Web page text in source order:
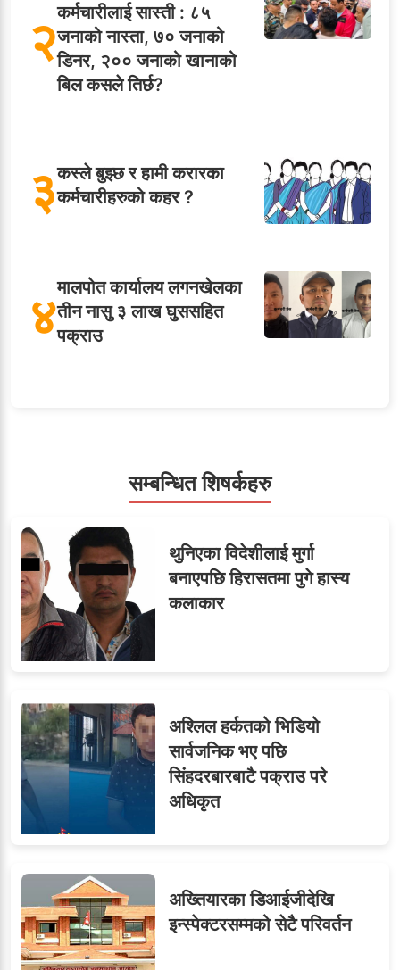
२कर्मचारीलाई सास्ती : ८५
जनाको नास्ता, ७० जनाको
डिनर, २०० जनाको खानाको
बिल कसले तिर्छ?
३कस्ले बुझ्छ र हामी करारका
कर्मचारीहरुको कहर ?
४मालपोत कार्यालय लगनखेलका
तीन नासु ३ लाख घुससहित
पक्राउ
६
सहसचिवमा प्रथम भएका
विजयकुमार शर्माको लोकसेवा
टिप्स
७
८जुनियरलाई दोहोरो जिम्मेवारी,
मन्त्रालयभित्र असन्तुष्टि
९ओएनएमका नाममा अत्याचार :
सब–इन्जिनियरहरुको गम्भीर
ध्यानाकर्षण
सम्बन्धित शिषर्कहरु
थुनिएका विदेशीलाई मुर्गा
बनाएपछि हिरासतमा पुगे हास्य
कलाकार
अश्लिल हर्कतको भिडियो
सार्वजनिक भए पछि
सिंहदरबारबाटै पक्राउ परे
अधिकृत
अख्तियारका डिआईजीदेखि
इन्स्पेक्टरसम्मको सेटै परिवर्तन